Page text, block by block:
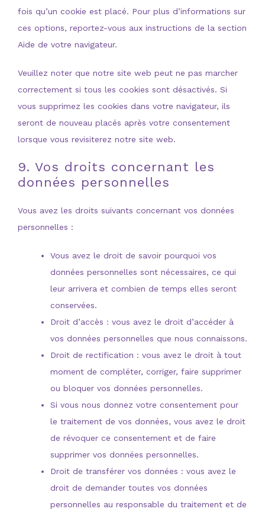
fois qu’un cookie est placé. Pour plus d’informations sur
ces options, reportez-vous aux instructions de la section
Aide de votre navigateur.
Veuillez noter que notre site web peut ne pas marcher
correctement si tous les cookies sont désactivés. Si
vous supprimez les cookies dans votre navigateur, ils
seront de nouveau placés après votre consentement
lorsque vous revisiterez notre site web.
9. Vos droits concernant les
données personnelles
Vous avez les droits suivants concernant vos données
personnelles :
Vous avez le droit de savoir pourquoi vos
données personnelles sont nécessaires, ce qui
leur arrivera et combien de temps elles seront
conservées.
Droit d’accès : vous avez le droit d’accéder à
vos données personnelles que nous connaissons.
Droit de rectification : vous avez le droit à tout
moment de compléter, corriger, faire supprimer
ou bloquer vos données personnelles.
Si vous nous donnez votre consentement pour
le traitement de vos données, vous avez le droit
de révoquer ce consentement et de faire
supprimer vos données personnelles.
Droit de transférer vos données : vous avez le
droit de demander toutes vos données
personnelles au responsable du traitement et de